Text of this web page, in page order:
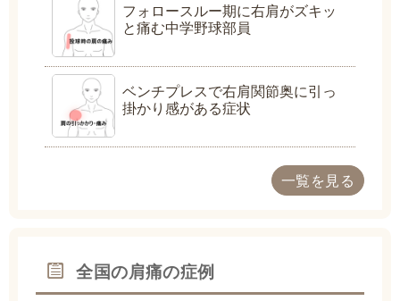
フォロースルー期に右肩がズキッ
と痛む中学野球部員
ベンチプレスで右肩関節奥に引っ
掛かり感がある症状
一覧を見る
全国の肩痛の症例